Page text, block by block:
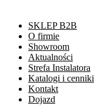
SKLEP B2B
O firmie
Showroom
Aktualności
Strefa Instalatora
Katalogi i cenniki
Kontakt
Dojazd